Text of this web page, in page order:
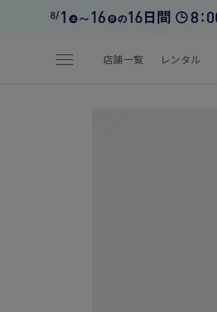
menu 店舗一覧 レンタル